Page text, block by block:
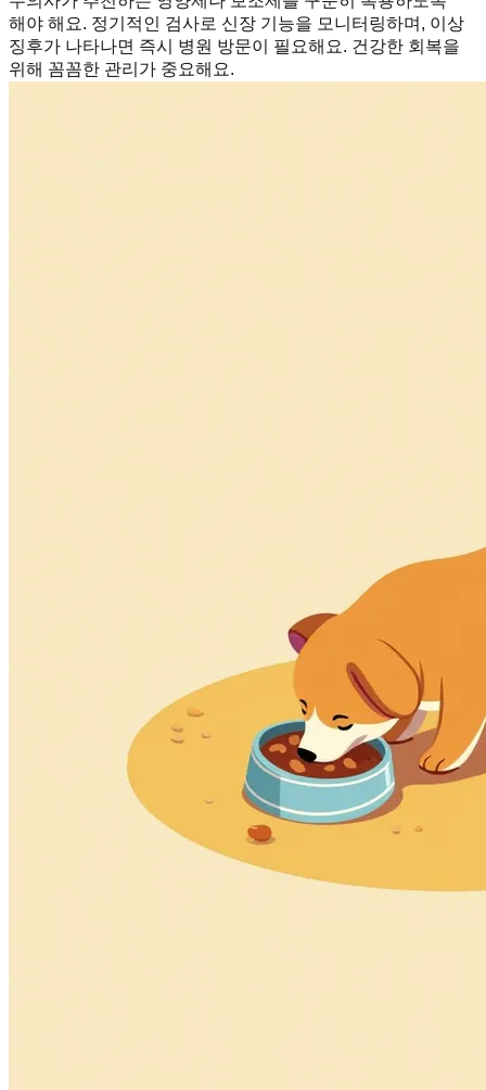
해야 해요. 정기적인 검사로 신장 기능을 모니터링하며, 이상
징후가 나타나면 즉시 병원 방문이 필요해요. 건강한 회복을
위해 꼼꼼한 관리가 중요해요.